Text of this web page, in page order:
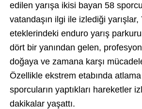
edilen yarışa ikisi bayan 58
vatandaşın ilgi ile izlediği yarışlar,
eteklerindeki enduro yarış
dört bir yanından gelen,
doğaya ve zamana karşı
Özellikle ekstrem etabında
sporcuların yaptıkları hareketler
dakikalar yaşattı.